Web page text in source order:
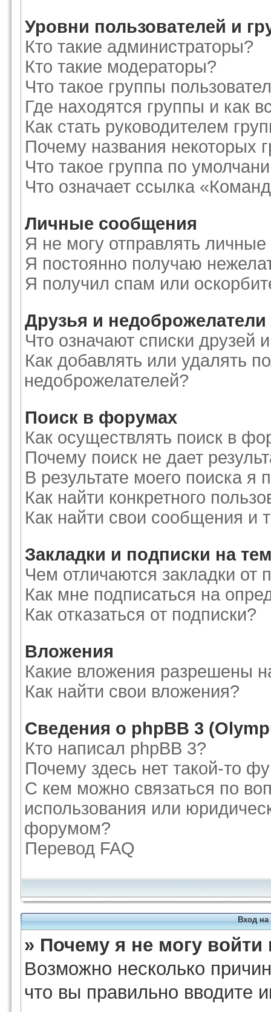
Уровни пользователей и
Кто такие администраторы?
Кто такие модераторы?
Что такое группы
Где находятся группы и как
Как стать руководителем
Почему названия некоторых
Что такое группа по
Что означает ссылка
Личные сообщения
Я не могу отправлять
Я постоянно получаю
Я получил спам или
Друзья и недоброжелатели
Что означают списки друзей
Как добавлять или удалять
недоброжелателей?
Поиск в форумах
Как осуществлять поиск в
Почему поиск не дает
В результате моего поиска я
Как найти конкретного
Как найти свои сообщения и
Закладки и подписки на
Чем отличаются закладки от
Как мне подписаться на
Как отказаться от подписки?
Вложения
Какие вложения разрешены
Как найти свои вложения?
Сведения о phpBB 3
Кто написал phpBB 3?
Почему здесь нет такой-то
С кем можно связаться по
использования или
форумом?
Перевод FAQ
Вход на
» Почему я не могу
Возможно несколько
что вы правильно вводите